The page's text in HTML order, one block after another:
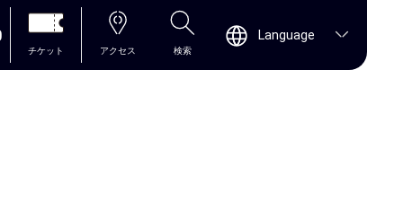
チケット アクセス 検索
Language